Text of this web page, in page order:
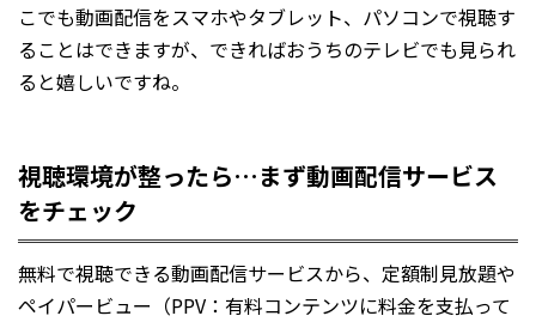
こでも動画配信をスマホやタブレット、パソコンで視聴す
ることはできますが、できればおうちのテレビでも見られ
ると嬉しいですね。
視聴環境が整ったら…まず動画配信サービス
をチェック
無料で視聴できる動画配信サービスから、定額制見放題や
ペイパービュー（PPV：有料コンテンツに料金を支払って